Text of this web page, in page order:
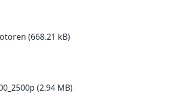
(668.21 kB)
(2.94 MB)